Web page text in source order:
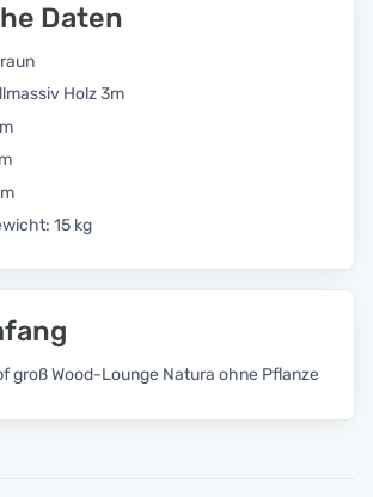
Daten
Holz 3m
15 kg
groß Wood-Lounge Natura ohne Pflanze